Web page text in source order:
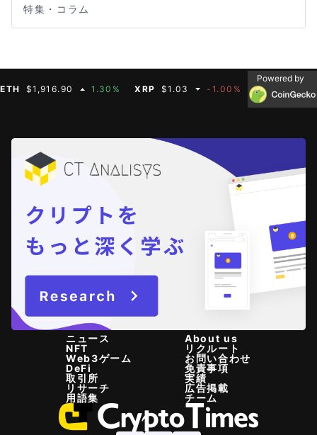
特集・コラム
$1,916.90 1.30% XRP $1.03 -1.00% BNB $590.75
Powered by
ニュース
NFT
Web3ゲーム
DeFi
取引所
リサーチ
用語集
About us
リクルート
お問い合わせ
免責事項
実績
広告掲載
チーム